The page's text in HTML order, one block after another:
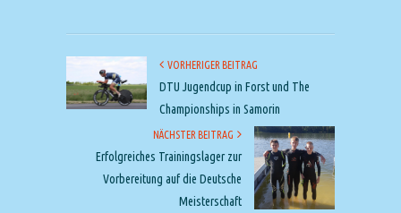
VORHERIGER BEITRAG
DTU Jugendcup in Forst und The
Championships in Samorin
NÄCHSTER BEITRAG
Erfolgreiches Trainingslager zur
Vorbereitung auf die Deutsche
Meisterschaft